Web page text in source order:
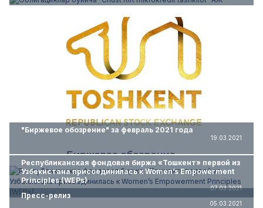
"Биржевое обозрение" за февраль 2021 года
19.03.2021
Республиканская фондовая биржа «Тошкент» первой из
Узбекистана присоединилась к Women’s Empowerment
Principles (WEPs)
07.03.2021
Пресс-релиз
05.03.2021